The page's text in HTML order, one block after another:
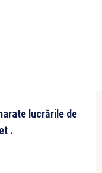
lucrările de
.